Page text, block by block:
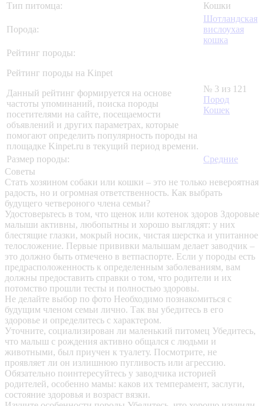
Тип питомца: Кошки
Порода:
Шотландская
вислоухая
кошка
Рейтинг породы:
Рейтинг породы на Kinpet
Данный рейтинг формируется на основе
частоты упоминаний, поиска породы
посетителями на сайте, посещаемости
объявлений и других параметрах, которые
помогают определить популярность породы на
площадке Kinpet.ru в текущий период времени.
№ 3 из 121
Пород
Кошек
Размер породы:
Средние
Советы
Стать хозяином собаки или кошки – это не только невероятная
радость, но и огромная ответственность. Как выбрать
будущего четвероного члена семьи?
Удостоверьтесь в том, что щенок или котенок здоров Здоровые
малыши активны, любопытны и хорошо выглядят: у них
блестящие глазки, мокрый носик, чистая шерстка и упитанное
телосложение. Первые прививки малышам делает заводчик –
это должно быть отмечено в ветпаспорте. Если у породы есть
предрасположенность к определенным заболеваниям, вам
должны предоставить справки о том, что родители и их
потомство прошли тесты и полностью здоровы.
Не делайте выбор по фото Необходимо познакомиться с
будущим членом семьи лично. Так вы убедитесь в его
здоровье и определитесь с характером.
Уточните, социализирован ли маленький питомец Убедитесь,
что малыш с рождения активно общался с людьми и
животными, был приучен к туалету. Посмотрите, не
проявляет ли он излишнюю пугливость или агрессию.
Обязательно поинтересуйтесь у заводчика историей
родителей, особенно мамы: каков их темперамент, заслуги,
состояние здоровья и возраст вязки.